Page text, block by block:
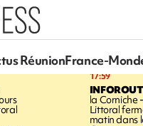
RéunionFrance-
17:59
la Corniche
Littoral
matin dans